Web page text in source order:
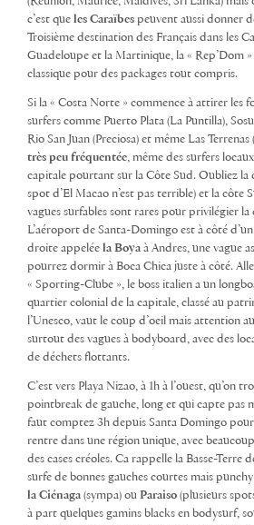
c’est que les Caraïbes peuvent aussi donner
Troisième destination des Français dans les
Guadeloupe et la Martinique, la « Rep’Dom
classique pour des packages tout compris.
Si la « Costa Norte » commence à attirer les
surfers comme Puerto Plata (La Puntilla),
Rio San Juan (Preciosa) et même Las Terrenas
très peu fréquentée, même des surfers
capitale pourtant sur la Côte Sud. Oubliez la
spot d’El Macao n’est pas terrible) et la côte
vagues surfables sont rares pour privilégier
L’aéroport de Santa-Domingo est à côté
droite appelée la Boya à Andres, une vague
pourrez dormir à Boca Chica juste à côté.
« Sporting-Clube », le boss italien a un
quartier colonial de la capitale, classé au
l’Unesco, vaut le coup d’oeil mais attention
surtout des vagues à bodyboard, avec des
de déchets flottants.
C’est vers Playa Nizao, à 1h à l’ouest, qu’on
pointbreak de gauche, long et qui capte pas
faut comptez 3h depuis Santa Domingo pour
rentre dans une région unique, avec
des cases créoles. Ca rappelle la Basse-Terre
surfe de bonnes gauches courtes mais
la Ciénaga (sympa) ou Paraiso (plusieurs
à part quelques gamins blacks en bodysurf,